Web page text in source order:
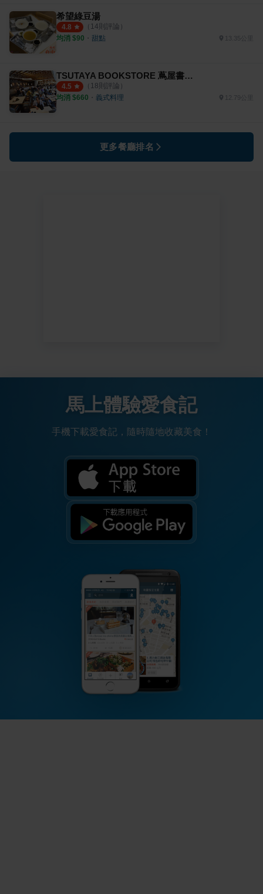
希望綠豆湯
4.8 （ 14則評論）
均消 $90 ・ 甜點 13.35公里
TSUTAYA BOOKSTORE 蔦屋書店 臺中市政店
4.5 （ 18則評論）
均消 $660 ・ 義式料理
更多餐廳排名
馬上體驗愛食記
手機下載愛食記，隨時隨地收藏美食！